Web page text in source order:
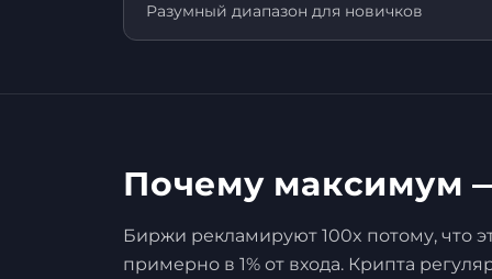
Разумный диапазон для новичков
Почему максимум
Биржи рекламируют 100x потому, что
примерно в 1% от входа. Крипта